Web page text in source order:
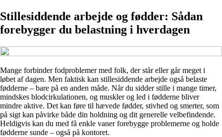
Stillesiddende arbejde og fødder: Sådan
forebygger du belastning i hverdagen
Mange forbinder fodproblemer med folk, der står eller går meget i
løbet af dagen. Men faktisk kan stillesiddende arbejde også belaste
fødderne – bare på en anden måde. Når du sidder stille i mange timer,
mindskes blodcirkulationen, og muskler og led i fødderne bliver
mindre aktive. Det kan føre til hævede fødder, stivhed og smerter, som
på sigt kan påvirke både din holdning og dit generelle velbefindende.
Heldigvis kan du med få enkle vaner forebygge problemerne og holde
fødderne sunde – også på kontoret.